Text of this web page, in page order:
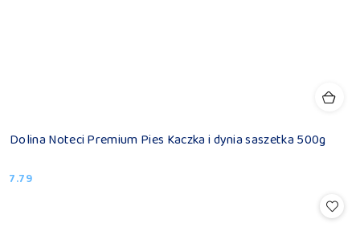
Dolina Noteci Premium Pies Kaczka i dynia saszetka 500g
Cena:
7.79